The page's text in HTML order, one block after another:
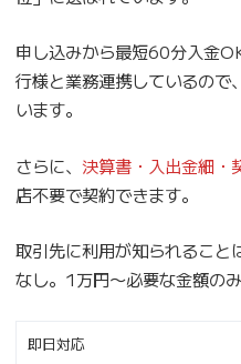
申し込みから最短60分入金
行様と業務連携しているの
います。
さらに、 決算書・入出金細・
店不要で契約できます。
取引先に利用が知られること
なし。1万円〜必要な金額の
即日対応